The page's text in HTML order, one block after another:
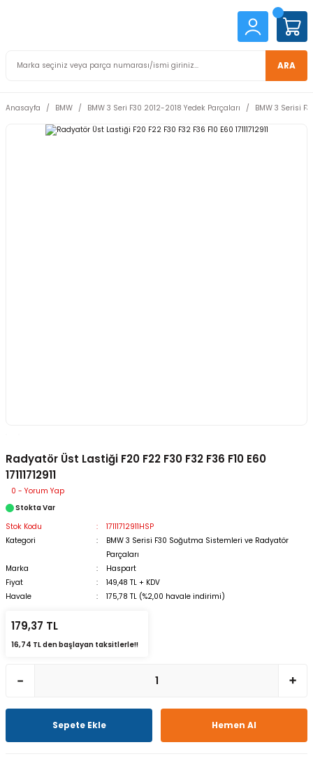
ARA
Anasayfa BMW BMW 3 Seri F30 2012-2018 Yedek Parçaları BMW 3 Serisi
Radyatör Üst Lastiği F20 F22 F30 F32 F36 F10 E60
17111712911
0 - Yorum Yap
Stokta Var
Stok Kodu
17111712911HSP
Kategori
BMW 3 Serisi F30 Soğutma Sistemleri ve Radyatör
Parçaları
Marka
Haspart
Fiyat
149,48 TL + KDV
Havale
175,78 TL (%2,00 havale indirimi)
179,37 TL
16,74 TL den başlayan taksitlerle!!
Sepete Ekle Hemen Al